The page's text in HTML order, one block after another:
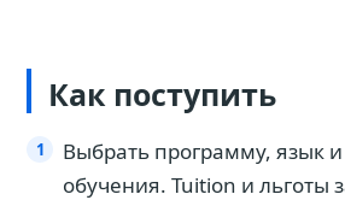
Как поступить
Выбрать программу, язык
обучения. Tuition и льготы